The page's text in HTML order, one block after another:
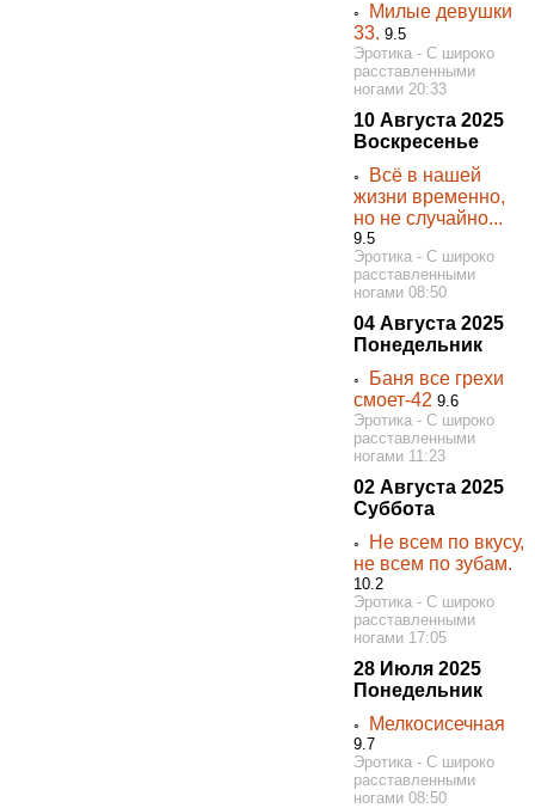
◦
Милые девушки
33. 9.5
Эротика - С широко
расставленными
ногами 20:33
10 Августа 2025
Воскресенье
◦
Всё в нашей
жизни временно,
но не случайно...
9.5
Эротика - С широко
расставленными
ногами 08:50
04 Августа 2025
Понедельник
◦
Баня все грехи
смоет-42 9.6
Эротика - С широко
расставленными
ногами 11:23
02 Августа 2025
Суббота
◦
Не всем по вкусу,
не всем по зубам.
10.2
Эротика - С широко
расставленными
ногами 17:05
28 Июля 2025
Понедельник
◦ Мелкосисечная
9.7
Эротика - С широко
расставленными
ногами 08:50